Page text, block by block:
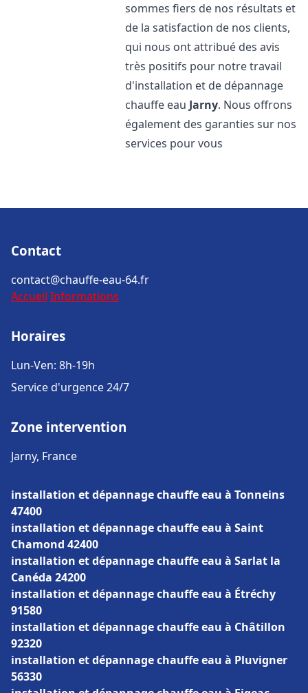
sommes fiers de nos résultats et
de la satisfaction de nos clients,
qui nous ont attribué des avis
très positifs pour notre travail
d'installation et de dépannage
chauffe eau Jarny. Nous offrons
également des garanties sur nos
services pour vous
Contact
contact@chauffe-eau-64.fr
Accueil Informations
Horaires
Lun-Ven: 8h-19h
Service d'urgence 24/7
Zone intervention
Jarny, France
installation et dépannage chauffe eau à Tonneins
47400
installation et dépannage chauffe eau à Saint
Chamond 42400
installation et dépannage chauffe eau à Sarlat la
Canéda 24200
installation et dépannage chauffe eau à Étréchy
91580
installation et dépannage chauffe eau à Châtillon
92320
installation et dépannage chauffe eau à Pluvigner
56330